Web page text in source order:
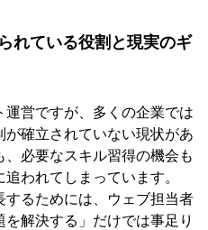
れている役割と現実のギ
営ですが、多くの企業では
が確立されていない現状があ
必要なスキル習得の機会も
われてしまっています。
するためには、ウェブ担当者
解決する」だけでは事足り